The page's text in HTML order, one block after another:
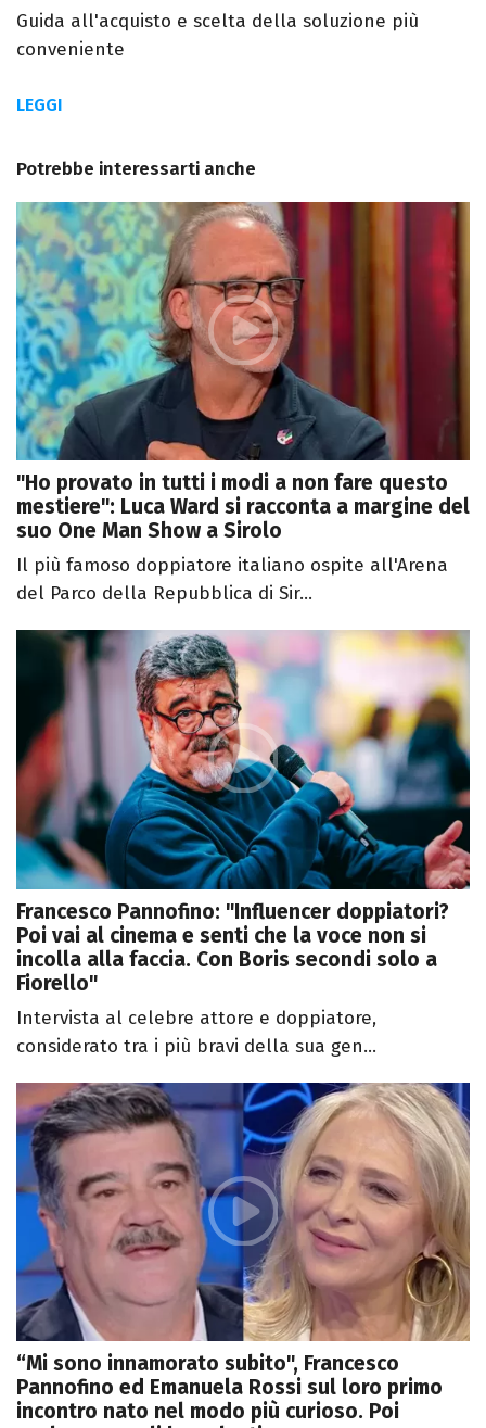
Guida all'acquisto e scelta della soluzione più
conveniente
LEGGI
Potrebbe interessarti anche
"Ho provato in tutti i modi a non fare questo
mestiere": Luca Ward si racconta a margine del
suo One Man Show a Sirolo
Il più famoso doppiatore italiano ospite all'Arena
del Parco della Repubblica di Sir...
Francesco Pannofino: "Influencer doppiatori?
Poi vai al cinema e senti che la voce non si
incolla alla faccia. Con Boris secondi solo a
Fiorello"
Intervista al celebre attore e doppiatore,
considerato tra i più bravi della sua gen...
“Mi sono innamorato subito", Francesco
Pannofino ed Emanuela Rossi sul loro primo
incontro nato nel modo più curioso. Poi